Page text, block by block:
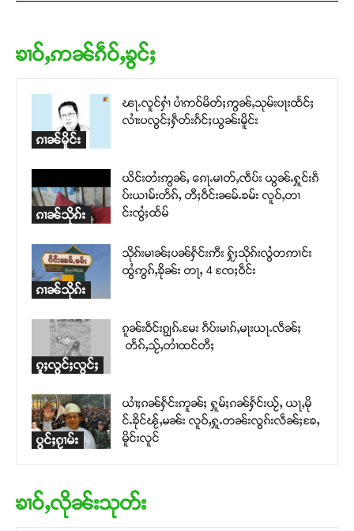
ၶၢဝ်ႇဢၼ်ၵဵဝ်ႇၶွင်ႈ
ၵၢၼ်မိူင်း
ၽႃႉလူင်ႁၢႆ ပၢႆဢဝ်မိတ်ႈဢွၼ်ႇသုမ်းပႃးထႅင်ႈ
လၢႆးပလွင်ႈႁဵတ်းၵႅင်ႈယွၼ်းမိူင်း
ၵၢၼ်သိုၵ်း
ယိင်းတႆးဢွၼ်ႇ ၵေႃႉမၢတ်ႇၸဵပ်း ယွၼ်ႉႁူင်းၵဵ
ပ်းယၢမ်းတႅၵ်ႇ တီႈဝဵင်းၼမ်ႉၶမ်း လူဝ်ႇတၢ
င်းၸွႆႈထႅမ်
ၵၢၼ်သိုၵ်း
သိုၵ်းမၢၼ်ႈပၼ်ႁႅင်းဢီး ႁႂ်ႈသိုၵ်းလွႆတဢၢင်း
ထွႆဢွၵ်ႇၶိုၼ်း တႃႇ 4 ၸႄႈဝဵင်း
ၵူႈလွင်ႈလွင်ႈ
ၵူၼ်းဝဵင်းၵျွၵ်ႉမႄး ၵဵပ်းမၢၵ်ႇမႃးယႃႉလဵၼ်ႈ
တႅၵ်ႇသႂ်ႇတၢႆထင်တီႈ
ပွင်ႈၵႂၢမ်း
ယၢႆႈၵၼ်ႁႅင်းဢူၼ်ႈ ႁူမ်ႈၵၼ်ႁႅင်းယႂ်ႇ ယႃႇမို
င်ႉၶိုင်ၽႂ်ႇမၼ်း လူဝ်ႇႁူႉတၼ်းလွၵ်းလဵၼ်ႈၶႄႇ
မိူင်းလူင်
ၶၢဝ်ႇလိုၼ်းသုတ်း